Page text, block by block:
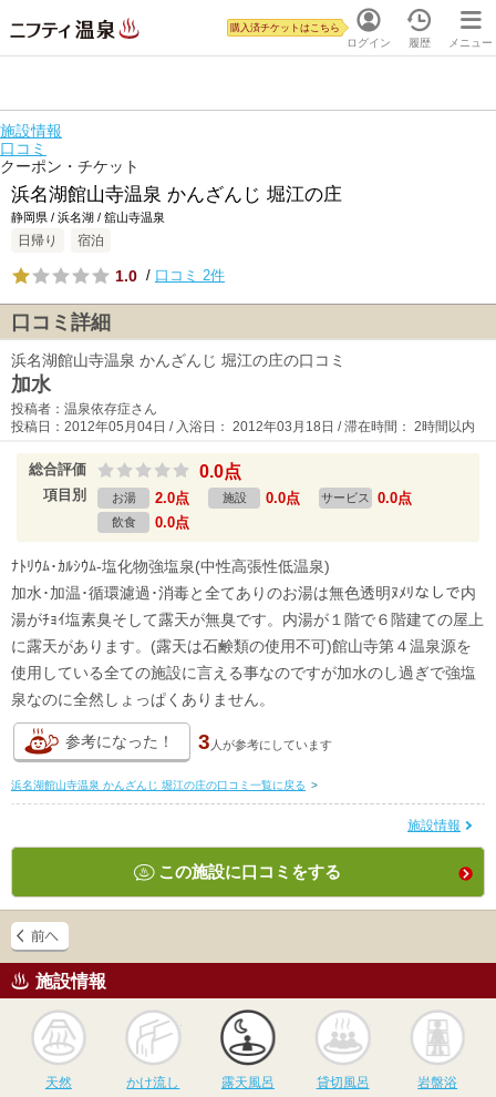
ログイン
購入済チケットはこちら
履歴 メニュー
施設情報
口コミ
クーポン・チケット
浜名湖館山寺温泉 かんざんじ 堀江の庄
静岡県 / 浜名湖 / 舘山寺温泉
日帰り 宿泊
1.0 / 口コミ 2件
口コミ詳細
浜名湖館山寺温泉 かんざんじ 堀江の庄の口コミ
加水
投稿者：温泉依存症さん
投稿日：2012年05月04日 / 入浴日： 2012年03月18日 / 滞在時間： 2時間以内
総合評価 0.0点
項目別 お湯 2.0点 施設 0.0点 サービス 0.0点
飲食 0.0点
ﾅﾄﾘｳﾑ･ｶﾙｼｳﾑ-塩化物強塩泉(中性高張性低温泉)
加水･加温･循環濾過･消毒と全てありのお湯は無色透明ﾇﾒﾘなしで内
湯がﾁｮｲ塩素臭そして露天が無臭です。内湯が１階で６階建ての屋上
に露天があります。(露天は石鹸類の使用不可)館山寺第４温泉源を
使用している全ての施設に言える事なのですが加水のし過ぎで強塩
泉なのに全然しょっぱくありません。
参考になった！ 3 人が参考にしています
浜名湖館山寺温泉 かんざんじ 堀江の庄の口コミ一覧に戻る >
施設情報
この施設に口コミをする
施設情報
天然
かけ流し
かけ流し
露天風呂
露天風呂
貸切風呂
貸切風呂 岩盤浴